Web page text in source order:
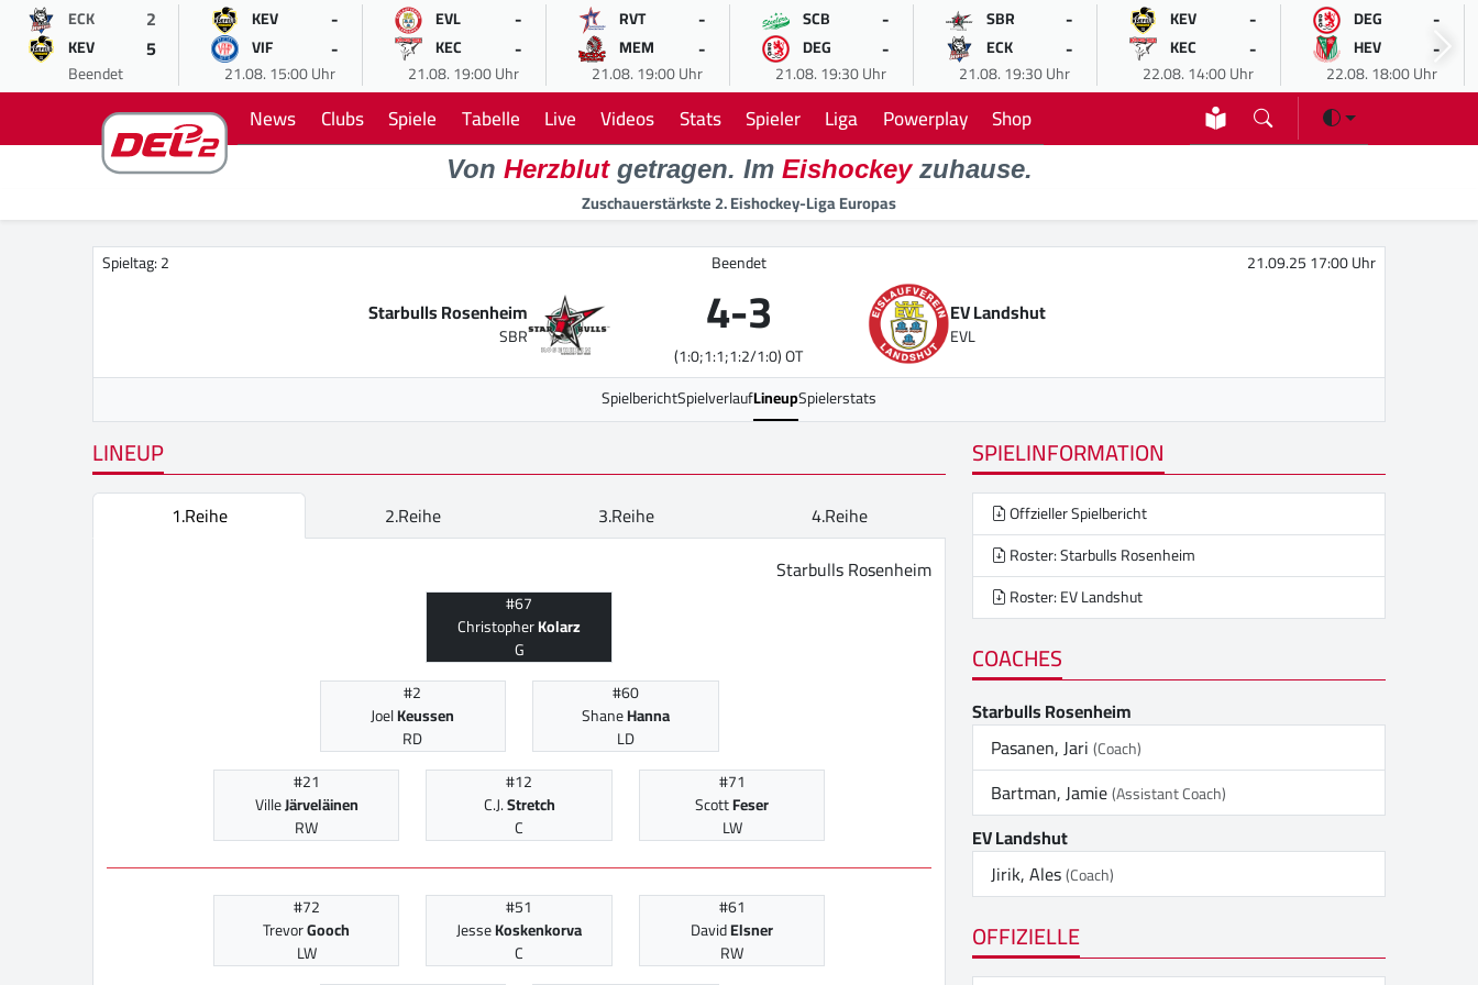
ECK 2
KEV 5
Beendet
KEV -
VIF -
21.08. 15:00 Uhr
EVL -
KEC -
21.08. 19:00 Uhr
RVT -
MEM -
21.08. 19:00 Uhr
SCB -
DEG -
21.08. 19:30 Uhr
SBR -
ECK -
21.08. 19:30 Uhr
KEV -
KEC -
22.08. 14:00 Uhr
DEG -
HEV -
22.08. 18:00 Uhr
News Clubs Spiele Tabelle Live Videos Stats Spieler Liga Powerplay Shop
Von Herzblutgetragen. Im Eishockeyzuhause.
Zuschauerstärkste 2. Eishockey-Liga Europas
Spieltag: 2 Beendet 21.09.25 17:00 Uhr
Starbulls Rosenheim
SBR 4-3
(1:0;1:1;1:2/1:0) OT
EV Landshut
EVL
SpielberichtSpielverlaufLineupSpielerstats
LINEUP
1.Reihe 2.Reihe 3.Reihe
4.Reihe
Starbulls Rosenheim
#67
ChristopherKolarz
G
#2
JoelKeussen
RD
#60
ShaneHanna
LD
#21
VilleJärveläinen
RW
#12
C.J.Stretch
C
#71
ScottFeser
LW
#72
TrevorGooch
LW
#51
JesseKoskenkorva
C
#61
DavidElsner
RW
SPIELINFORMATION
Offzieller Spielbericht
Roster: Starbulls Rosenheim
Roster: EV Landshut
COACHES
Starbulls Rosenheim
Pasanen, Jari(Coach)
Bartman, Jamie(Assistant Coach)
EV Landshut
Jirik, Ales(Coach)
OFFIZIELLE